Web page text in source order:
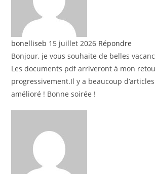
bonelliseb 15 juillet 2026 Répondre
Bonjour, je vous souhaite de belles
Les documents pdf arriveront à mon
progressivement.Il y a beaucoup
amélioré ! Bonne soirée !